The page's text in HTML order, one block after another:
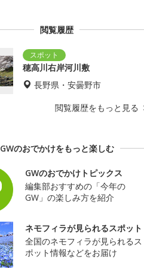
閲覧履歴
穂高川右岸河川敷
長野県・安曇野市
閲覧履歴をもっと見る
GWのおでかけをもっと楽しむ
GWのおでかけトピックス
編集部おすすめの「今年の
GW」の楽しみ方を紹介
ネモフィラが見られるスポット
全国のネモフィラが見られるス
ポット情報などをお届け